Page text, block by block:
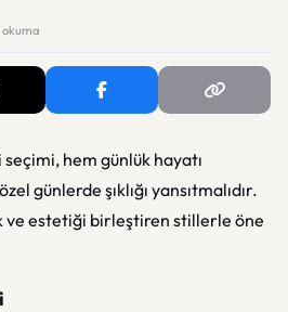
okuma
hem günlük hayatı
günlerde şıklığı yansıtmalıdır.
estetiği birleştiren stillerle öne